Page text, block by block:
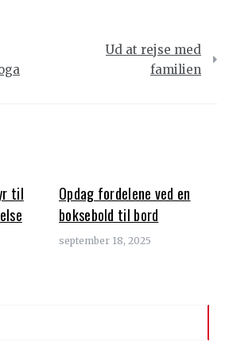
Ud at rejse med
familien
til
Opdag fordelene ved en
boksebold til bord
september 18, 2025